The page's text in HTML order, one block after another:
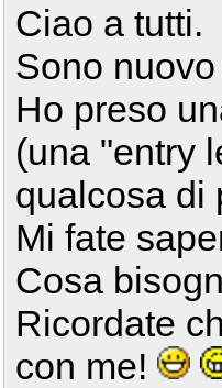
Ciao a tutti.
Sono
Ho preso
(una "entry
qualcosa di
Mi fate
Cosa
Ricordate
con me!